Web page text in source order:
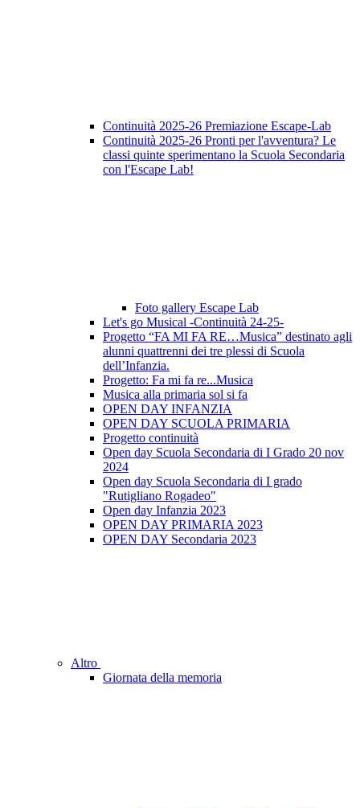
Continuità 2025-26 Premiazione Escape-Lab
Continuità 2025-26 Pronti per l'avventura? Le
classi quinte sperimentano la Scuola Secondaria
con l'Escape Lab!
Foto gallery Escape Lab
Let's go Musical -Continuità 24-25-
Progetto “FA MI FA RE…Musica” destinato agli
alunni quattrenni dei tre plessi di Scuola
dell’Infanzia.
Progetto: Fa mi fa re...Musica
Musica alla primaria sol si fa
OPEN DAY INFANZIA
OPEN DAY SCUOLA PRIMARIA
Progetto continuità
Open day Scuola Secondaria di I Grado 20 nov
2024
Open day Scuola Secondaria di I grado
"Rutigliano Rogadeo"
Open day Infanzia 2023
OPEN DAY PRIMARIA 2023
OPEN DAY Secondaria 2023
Altro
Giornata della memoria